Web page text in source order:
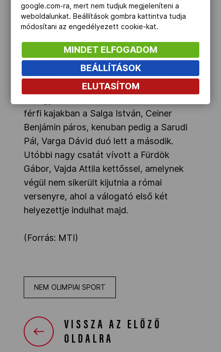
Vasárnap, párosban Noé Bálint
testvérével, Noé Milánnal, Csay pedig az
ifjúsági olimpiai bajnok Farkasdi
Ramónával diadalmaskodott, míg férfi
kenuban a vb-címvédő Györe Attila,
Kövér Márton duó győzött. Női kajakban
férfi kajakban a Salga István, Ceiner
Benjámin páros, kenuban pedig a Sarudi
Pál, Varga Dávid duó lett a második.
Utóbbi nagy csatát vívott a Fürdök
Gábor, Vajda Attila kettőssel, amelynek
végül nem sikerült kijutnia a római
versenyre, ahol a válogató első két
helyezettje indulhat majd.
(Forrás: MTI)
NEM OLIMPIAI SPORT
VISSZA AZ ELŐZŐ
OLDALRA
google.com-ra, mert nem tudjuk megjeleníteni a
weboldalunkat. Beállítások gombra kattintva tudja
módosítani az engedélyezett cookie-kat.
MINDET ELFOGADOM
BEÁLLÍTÁSOK
ELUTASÍTOM